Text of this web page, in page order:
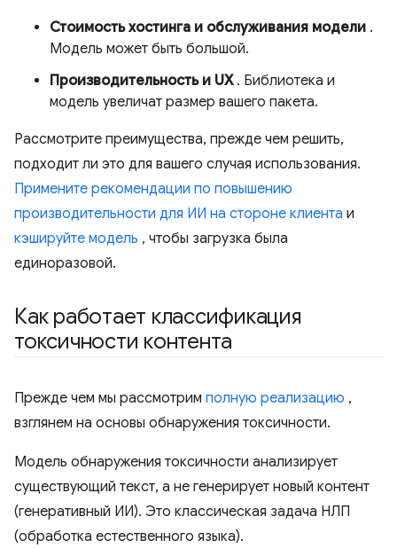
Стоимость хостинга и обслуживания модели .
Модель может быть большой.
Производительность и UX. Библиотека и
модель увеличат размер вашего пакета.
Рассмотрите преимущества, прежде чем решить,
подходит ли это для вашего случая использования.
Примените рекомендации по повышению
производительности для ИИ на стороне клиента и
кэшируйте модель , чтобы загрузка была
единоразовой.
Как работает классификация
токсичности контента
Прежде чем мы рассмотрим полную реализацию ,
взглянем на основы обнаружения токсичности.
Модель обнаружения токсичности анализирует
существующий текст, а не генерирует новый контент
(генеративный ИИ). Это классическая задача НЛП
(обработка естественного языка).